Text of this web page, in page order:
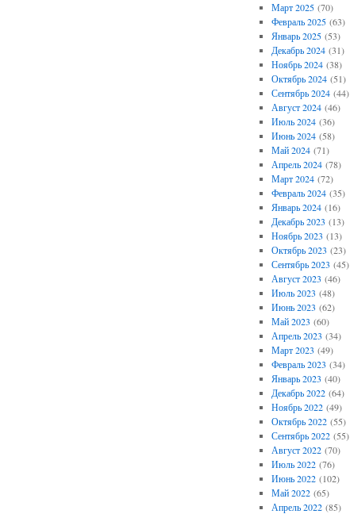
Март 2025(70)
Февраль 2025(63)
Январь 2025(53)
Декабрь 2024(31)
Ноябрь 2024(38)
Октябрь 2024(51)
Сентябрь 2024(44)
Август 2024(46)
Июль 2024(36)
Июнь 2024(58)
Май 2024(71)
Апрель 2024(78)
Март 2024(72)
Февраль 2024(35)
Январь 2024(16)
Декабрь 2023 (13)
Ноябрь 2023 (13)
Октябрь 2023 (23)
Сентябрь 2023 (45)
Август 2023 (46)
Июль 2023 (48)
Июнь 2023 (62)
Май 2023 (60)
Апрель 2023 (34)
Март 2023 (49)
Февраль 2023 (34)
Январь 2023 (40)
Декабрь 2022(64)
Ноябрь 2022(49)
Октябрь 2022(55)
Сентябрь 2022(55)
Август 2022(70)
Июль 2022(76)
Июнь 2022(102)
Май 2022(65)
Апрель 2022(85)